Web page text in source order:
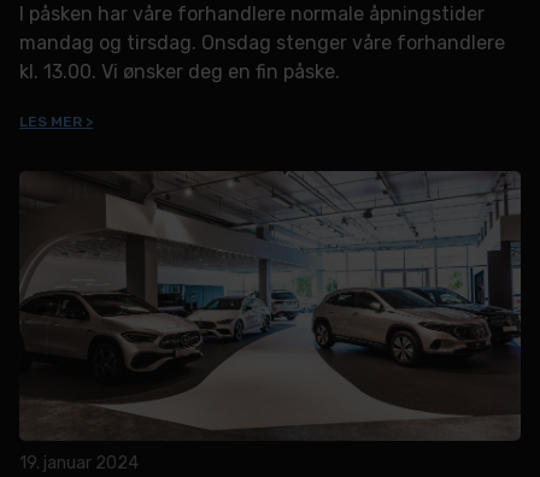
I påsken har våre forhandlere normale åpningstider
mandag og tirsdag. Onsdag stenger våre forhandlere
kl. 13.00. Vi ønsker deg en fin påske.
LES MER >
19. januar 2024